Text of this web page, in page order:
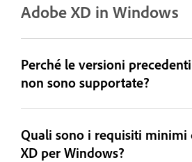
Adobe XD in Windows
Perché le versioni
non sono supportate?
Quali sono i requisiti minimi
XD per Windows?